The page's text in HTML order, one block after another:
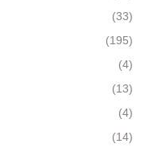
(33)
(195)
(4)
(13)
(4)
(14)